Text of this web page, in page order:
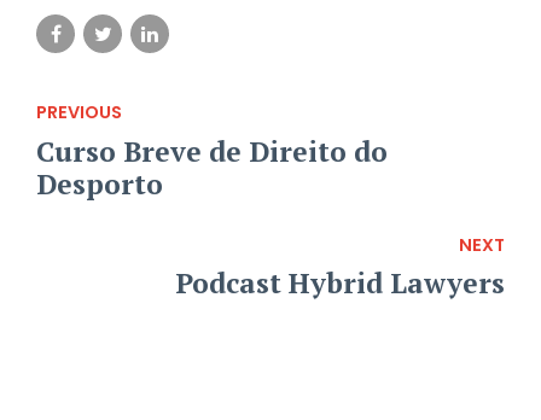
PREVIOUS
Curso Breve de Direito do
Desporto
NEXT
Podcast Hybrid Lawyers